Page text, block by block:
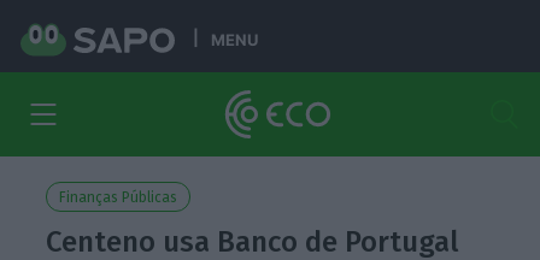
MENU
Finanças Públicas
Centeno usa Banco de Portugal